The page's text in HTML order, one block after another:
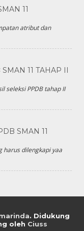
11
atribut dan
11 TAHAP II
seleksi PPDB tahap II
SMAN 11
harus dilengkapi yaa
. Didukung
oleh Ciuss